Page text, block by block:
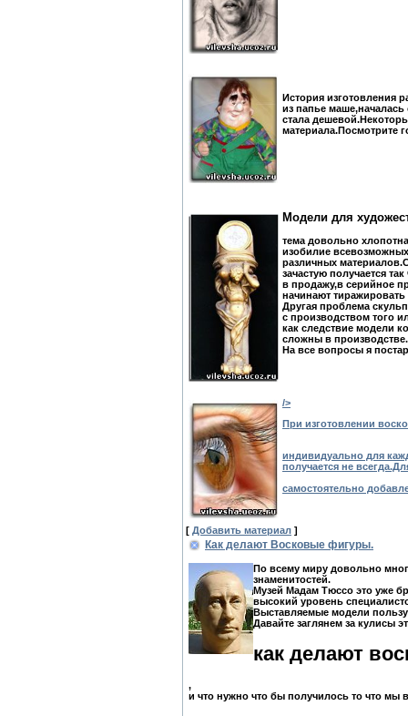
История изготовления
из папье маше,началась
стала
материала.Посмотрите
Модели для
тема довольно
изобилие всевозможных
различных
зачастую получается
в продажу,в серийное
начинают
Другая проблема
с производством того
как следствие модели
сложны в производстве.
На все вопросы я
/>
При изготовлении
индивидуально для
получается не
самостоятельно
[ Добавить материал ]
Как делают Восковые фигуры.
По всему миру довольно
знаменитостей.
Музей Мадам Тюссо это уже
высокий уровень
Выставляемые модели
Давайте заглянем за кулисы
как делают
,
и что нужно что бы получилось то что мы